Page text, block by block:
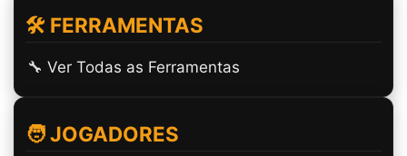
🛠️ FERRAMENTAS
🔧 Ver Todas as Ferramentas
🧑 JOGADORES